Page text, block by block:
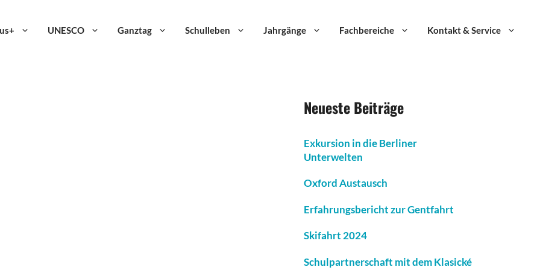
UNESCO Ganztag Schulleben Jahrgänge Fachbereiche Kontakt & Service
Neueste Beiträge
Exkursion in die Berliner
Unterwelten
Oxford Austausch
Erfahrungsbericht zur Gentfahrt
Skifahrt 2024
Schulpartnerschaft mit dem Klasické